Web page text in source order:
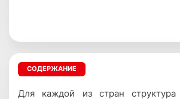
СОДЕРЖАНИЕ
Для каждой из стран